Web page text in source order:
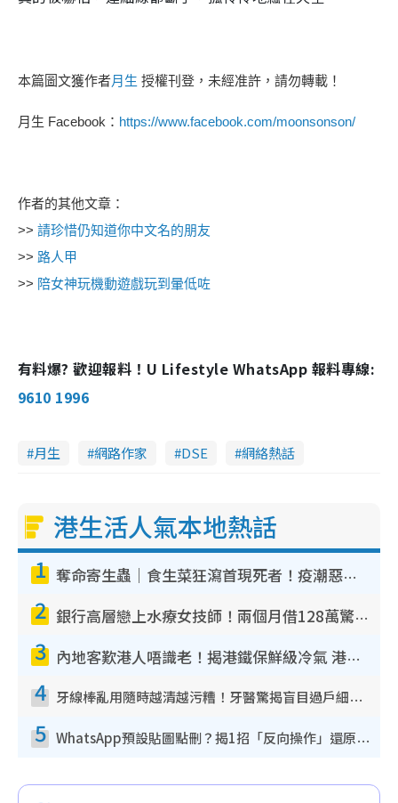
本篇圖文獲作者月生 授權刊登，未經准許，請勿轉載！
月生 Facebook： https://www.facebook.com/moonsonson/
作者的其他文章：
>> 請珍惜仍知道你中文名的朋友
>> 路人甲
>> 陪女神玩機動遊戲玩到暈低咗
有料爆? 歡迎報料！U Lifestyle WhatsApp 報料專線:
9610 1996
月生 網路作家 DSE 網絡熱話
港生活人氣本地熱話
1 奪命寄生蟲｜食生菜狂瀉首現死者！疫潮惡化錄1.8萬宗病例 揭洗菜3大謬誤
2 銀行高層戀上水療女技師！兩個月借128萬驚覺「沉船」沉落火海 揭背後疑似邪教操控賣淫
3 內地客歎港人唔識老！揭港鐵保鮮級冷氣 港人求放過：咪投訴
4 牙線棒亂用隨時越清越污糟！牙醫驚揭盲目過戶細菌恐致蛀牙：呢種先係日常真保養
5 WhatsApp預設貼圖點刪？揭1招「反向操作」還原簡潔介面 附3步實測教學